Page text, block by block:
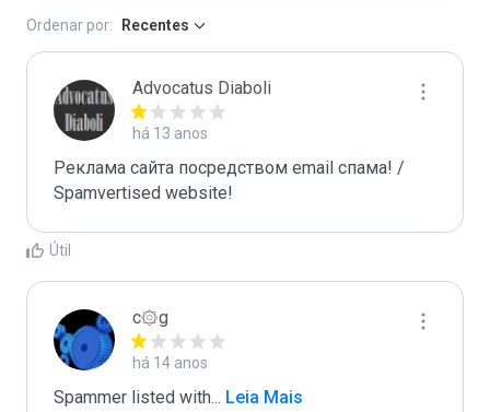
Ordenar por: Recentes
Advocatus Diaboli
há 13 anos
Реклама сайта посредством email спама! /
Spamvertised website!
Útil
c۞g
há 14 anos
Spammer listed with... Leia Mais